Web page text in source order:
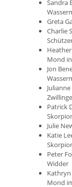
Sandra
Greta
Charlie
Mond
Jon
Patrick
Julie
Katie
Peter
Widder
Kathryn
Mond